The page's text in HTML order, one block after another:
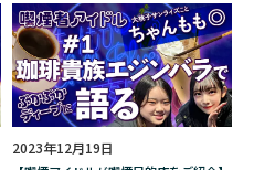
軍曹
軽量葉巻
ック
週末北欧部
違い
違法
選挙
都市伝説
野尻抱介
2023年12月19日